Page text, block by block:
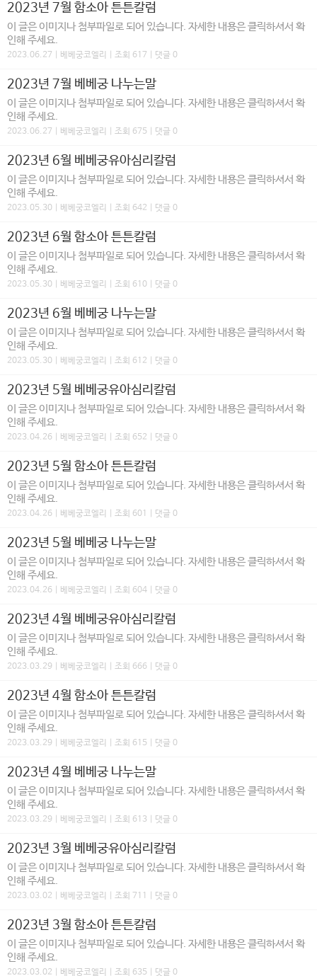
2023년 7월 함소아 튼튼칼럼
이 글은 이미지나 첨부파일로 되어 있습니다. 자세한 내용은 클릭하셔서 확
인해 주세요.
2023.06.27 | 베베궁코엘리 | 조회 617 | 댓글 0
2023년 7월 베베궁 나누는말
이 글은 이미지나 첨부파일로 되어 있습니다. 자세한 내용은 클릭하셔서 확
인해 주세요.
2023.06.27 | 베베궁코엘리 | 조회 675 | 댓글 0
2023년 6월 베베궁유아심리칼럼
이 글은 이미지나 첨부파일로 되어 있습니다. 자세한 내용은 클릭하셔서 확
인해 주세요.
2023.05.30 | 베베궁코엘리 | 조회 642 | 댓글 0
2023년 6월 함소아 튼튼칼럼
이 글은 이미지나 첨부파일로 되어 있습니다. 자세한 내용은 클릭하셔서 확
인해 주세요.
2023.05.30 | 베베궁코엘리 | 조회 610 | 댓글 0
2023년 6월 베베궁 나누는말
이 글은 이미지나 첨부파일로 되어 있습니다. 자세한 내용은 클릭하셔서 확
인해 주세요.
2023.05.30 | 베베궁코엘리 | 조회 612 | 댓글 0
2023년 5월 베베궁유아심리칼럼
이 글은 이미지나 첨부파일로 되어 있습니다. 자세한 내용은 클릭하셔서 확
인해 주세요.
2023.04.26 | 베베궁코엘리 | 조회 652 | 댓글 0
2023년 5월 함소아 튼튼칼럼
이 글은 이미지나 첨부파일로 되어 있습니다. 자세한 내용은 클릭하셔서 확
인해 주세요.
2023.04.26 | 베베궁코엘리 | 조회 601 | 댓글 0
2023년 5월 베베궁 나누는말
이 글은 이미지나 첨부파일로 되어 있습니다. 자세한 내용은 클릭하셔서 확
인해 주세요.
2023.04.26 | 베베궁코엘리 | 조회 604 | 댓글 0
2023년 4월 베베궁유아심리칼럼
이 글은 이미지나 첨부파일로 되어 있습니다. 자세한 내용은 클릭하셔서 확
인해 주세요.
2023.03.29 | 베베궁코엘리 | 조회 666 | 댓글 0
2023년 4월 함소아 튼튼칼럼
이 글은 이미지나 첨부파일로 되어 있습니다. 자세한 내용은 클릭하셔서 확
인해 주세요.
2023.03.29 | 베베궁코엘리 | 조회 615 | 댓글 0
2023년 4월 베베궁 나누는말
이 글은 이미지나 첨부파일로 되어 있습니다. 자세한 내용은 클릭하셔서 확
인해 주세요.
2023.03.29 | 베베궁코엘리 | 조회 613 | 댓글 0
2023년 3월 베베궁유아심리칼럼
이 글은 이미지나 첨부파일로 되어 있습니다. 자세한 내용은 클릭하셔서 확
인해 주세요.
2023.03.02 | 베베궁코엘리 | 조회 711 | 댓글 0
2023년 3월 함소아 튼튼칼럼
이 글은 이미지나 첨부파일로 되어 있습니다. 자세한 내용은 클릭하셔서 확
인해 주세요.
2023.03.02 | 베베궁코엘리 | 조회 635 | 댓글 0